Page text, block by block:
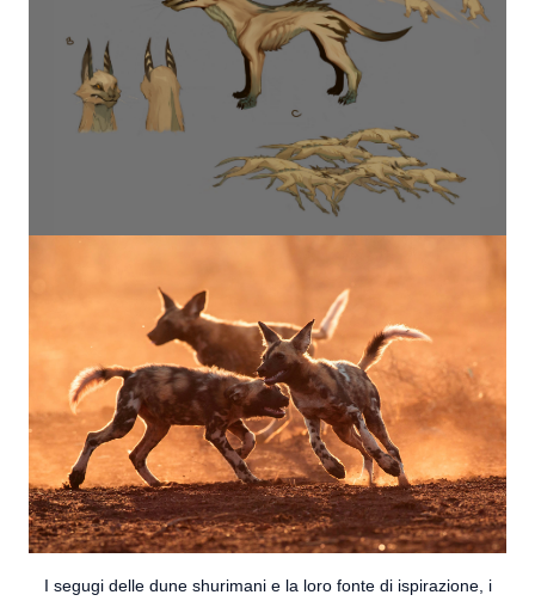
I segugi delle dune shurimani e la loro fonte di ispirazione, i